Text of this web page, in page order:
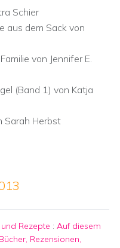
Schier
aus dem Sack von
von Jennifer E.
(Band 1) von Katja
Sarah Herbst
Rezepte : Auf diesem
Rezensionen,